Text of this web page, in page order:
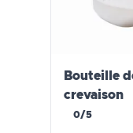
Bouteille
crevaison
0/5